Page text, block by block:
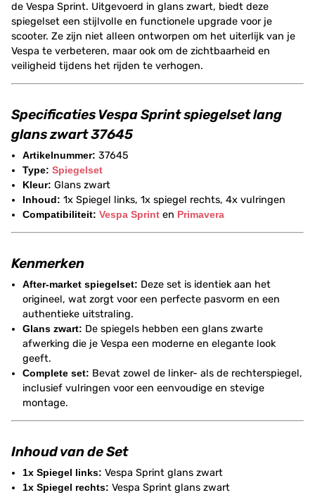
de Vespa Sprint. Uitgevoerd in glans zwart, biedt deze
spiegelset een stijlvolle en functionele upgrade voor je
scooter. Ze zijn niet alleen ontworpen om het uiterlijk van je
Vespa te verbeteren, maar ook om de zichtbaarheid en
veiligheid tijdens het rijden te verhogen.
Specificaties Vespa Sprint spiegelset lang
glans zwart 37645
Artikelnummer: 37645
Type: Spiegelset
Kleur: Glans zwart
Inhoud: 1x Spiegel links, 1x spiegel rechts, 4x vulringen
Compatibiliteit: Vespa Sprint en Primavera
Kenmerken
After-market spiegelset: Deze set is identiek aan het
origineel, wat zorgt voor een perfecte pasvorm en een
authentieke uitstraling.
Glans zwart: De spiegels hebben een glans zwarte
afwerking die je Vespa een moderne en elegante look
geeft.
Complete set: Bevat zowel de linker- als de rechterspiegel,
inclusief vulringen voor een eenvoudige en stevige
montage.
Inhoud van de Set
1x Spiegel links: Vespa Sprint glans zwart
1x Spiegel rechts: Vespa Sprint glans zwart